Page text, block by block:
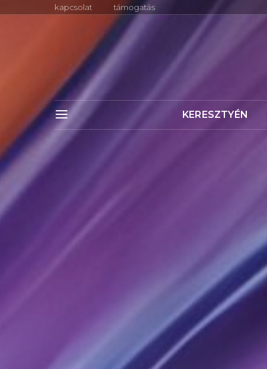
kapcsolat támogatás
KERESZTYÉN